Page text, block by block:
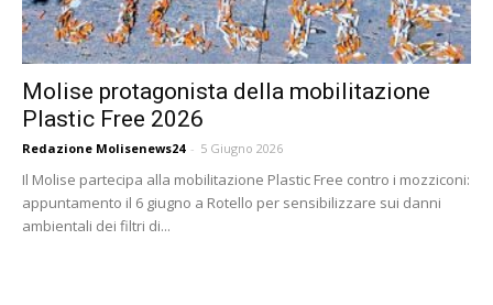
Molise protagonista della mobilitazione
Plastic Free 2026
Redazione Molisenews24 - 5 Giugno 2026
Il Molise partecipa alla mobilitazione Plastic Free contro i mozziconi:
appuntamento il 6 giugno a Rotello per sensibilizzare sui danni
ambientali dei filtri di...